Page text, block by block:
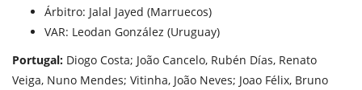
Árbitro: Jalal Jayed (Marruecos)
VAR: Leodan González (Uruguay)
Portugal: Diogo Costa; João Cancelo, Rubén Días, Renato
Veiga, Nuno Mendes; Vitinha, João Neves; Joao Félix, Bruno